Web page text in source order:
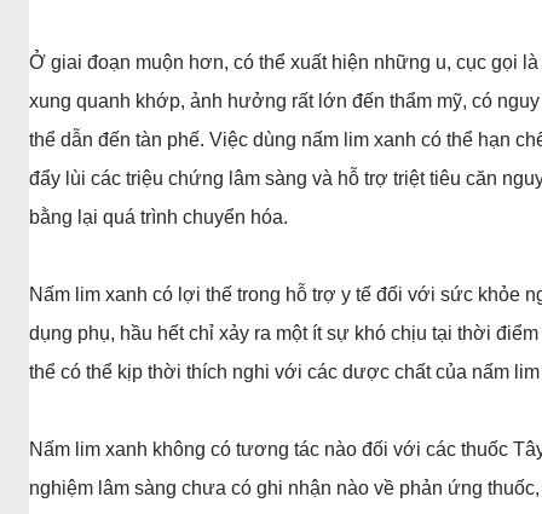
Ở giai đoạn muộn hơn, có thể xuất hiện những u, cục gọi
xung quanh khớp, ảnh hưởng rất lớn đến thẩm mỹ, có
thể dẫn đến tàn phế. Việc dùng nấm lim xanh có thể hạn
đẩy lùi các triệu chứng lâm sàng và hỗ trợ triệt tiêu căn
bằng lại quá trình chuyển hóa.
Nấm lim xanh có lợi thế trong hỗ trợ y tế đối với sức khỏe
dụng phụ, hầu hết chỉ xảy ra một ít sự khó chịu tại thời
thể có thể kịp thời thích nghi với các dược chất của nấm
Nấm lim xanh không có tương tác nào đối với các thuốc
nghiệm lâm sàng chưa có ghi nhận nào về phản ứng